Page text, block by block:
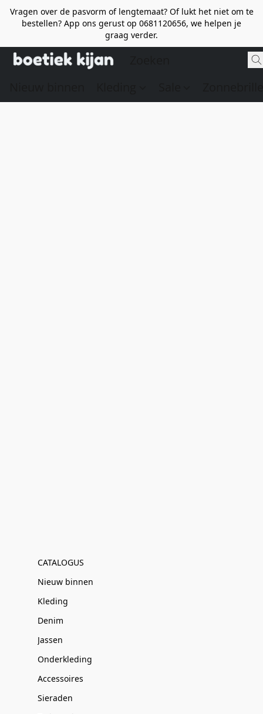
Vragen over de pasvorm of lengtemaat? Of lukt het niet om te
bestellen? App ons gerust op 0681120656, we helpen je
graag verder.
CATALOGUS
Nieuw binnen
Kleding
Denim
Jassen
Onderkleding
Accessoires
Sieraden